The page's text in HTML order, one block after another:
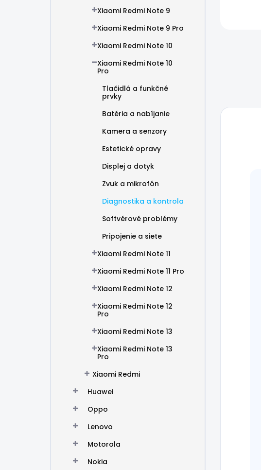
Xiaomi Redmi Note 9
Xiaomi Redmi Note 9 Pro
Xiaomi Redmi Note 10
Xiaomi Redmi Note 10
Pro
Tlačidlá a funkčné
prvky
Batéria a nabíjanie
Kamera a senzory
Estetické opravy
Displej a dotyk
Zvuk a mikrofón
Diagnostika a kontrola
Softvérové problémy
Pripojenie a siete
Xiaomi Redmi Note 11
Xiaomi Redmi Note 11 Pro
Xiaomi Redmi Note 12
Xiaomi Redmi Note 12
Pro
Xiaomi Redmi Note 13
Xiaomi Redmi Note 13
Pro
Xiaomi Redmi
Huawei
Oppo
Lenovo
Motorola
Nokia